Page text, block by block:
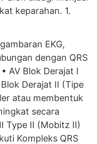
keparahan. 1.
EKG,
dengan QRS
AV Blok Derajat I
Derajat II (Tipe
atau membentuk
secara
Type II (Mobitz II)
Kompleks QRS